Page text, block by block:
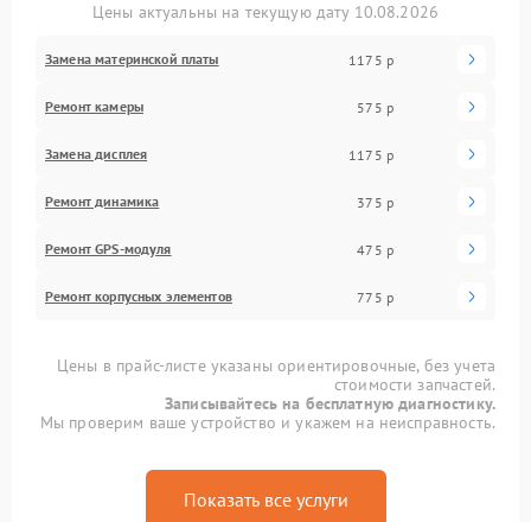
Цены актуальны на текущую дату 10.08.2026
Замена материнской платы 1175 р
Ремонт камеры 575 р
Замена дисплея 1175 р
Ремонт динамика 375 р
Ремонт GPS-модуля 475 р
Ремонт корпусных элементов 775 р
Цены в прайс-листе указаны ориентировочные, без учета
стоимости запчастей.
Записывайтесь на бесплатную диагностику.
Мы проверим ваше устройство и укажем на неисправность.
Показать все услуги